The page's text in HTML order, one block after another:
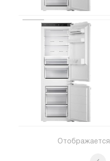
Отображается